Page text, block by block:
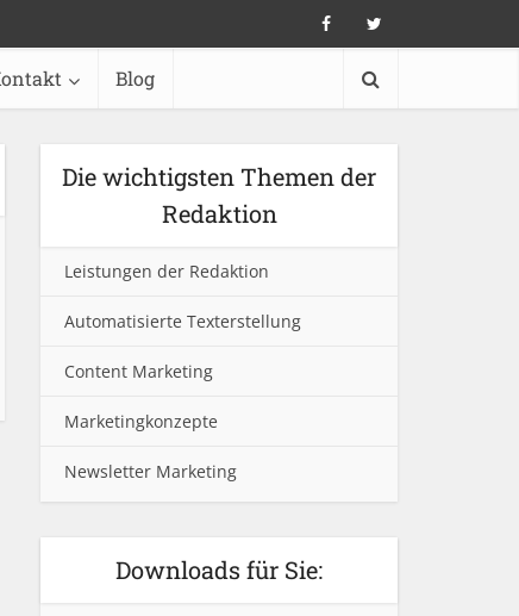
Blog
Die wichtigsten Themen der
Redaktion
Leistungen der Redaktion
Automatisierte Texterstellung
Content Marketing
Marketingkonzepte
Newsletter Marketing
Downloads für Sie: